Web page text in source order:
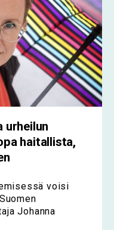
urheilun
haitallista,
voisi
Johanna